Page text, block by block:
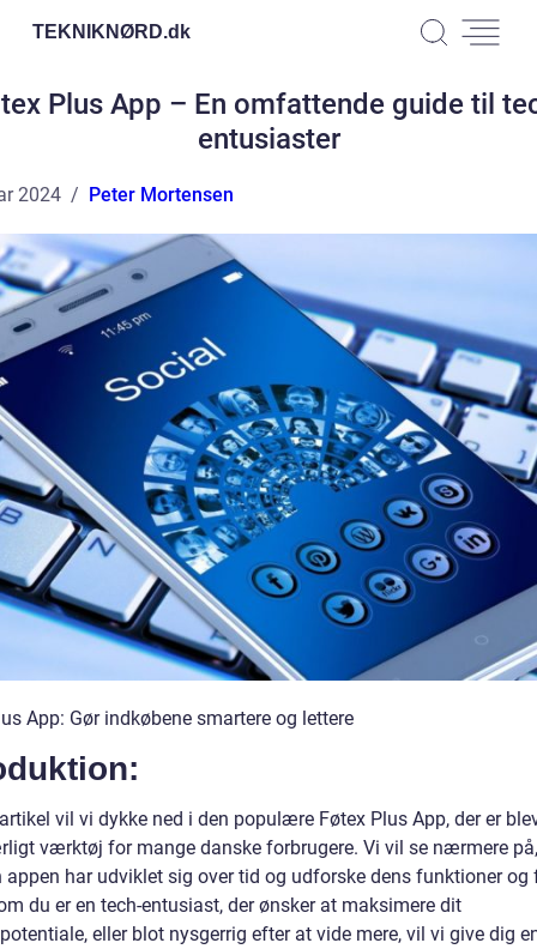
TEKNIKNØRD.dk
Plus App – En omfattende guide til
entusiaster
2024 Peter Mortensen
App: Gør indkøbene smartere og lettere
vil vi dykke ned i den populære Føtex Plus App, der er
værktøj for mange danske forbrugere. Vi vil se nærmere på,
appen har udviklet sig over tid og udforske dens funktioner og
du er en tech-entusiast, der ønsker at maksimere dit
eller blot nysgerrig efter at vide mere, vil vi give dig